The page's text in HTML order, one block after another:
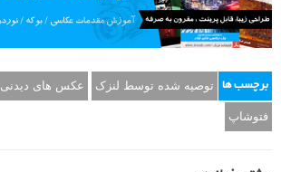
برچسب ها توصیه شده توسط لنزک عکس های دیدنی
فتوشاپ